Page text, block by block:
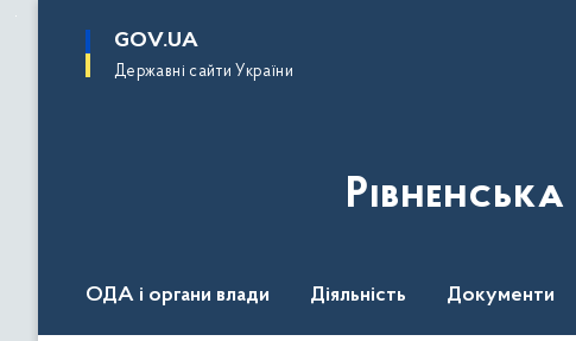
основного
GOV.UA
Державні сайти України
ОДА і органи влади Діяльність Документи